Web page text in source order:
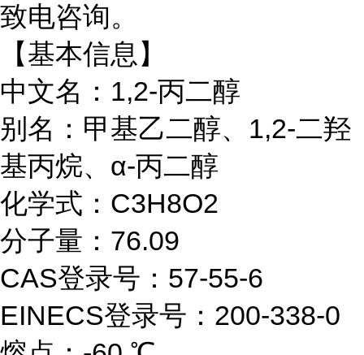
致电咨询。
【基本信息】
中文名：1,2-丙二醇
别名： 甲基乙二醇、 1,2-二羟
基丙烷、α-丙二醇
化学式：C3H8O2
分子量：76.09
CAS登录号：57-55-6
EINECS登录号：200-338-0